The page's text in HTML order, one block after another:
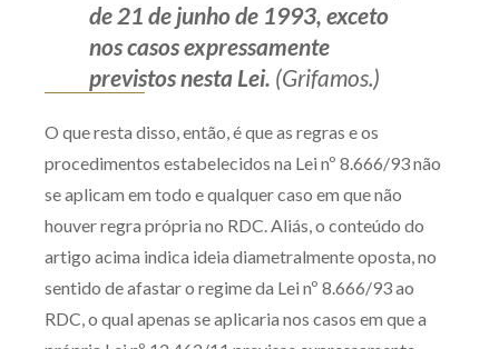
de 21 de junho de 1993, exceto
nos casos expressamente
previstos nesta Lei. (Grifamos.)
O que resta disso, então, é que as regras e os
procedimentos estabelecidos na Lei nº 8.666/93 não
se aplicam em todo e qualquer caso em que não
houver regra própria no RDC. Aliás, o conteúdo do
artigo acima indica ideia diametralmente oposta, no
sentido de afastar o regime da Lei nº 8.666/93 ao
RDC, o qual apenas se aplicaria nos casos em que a